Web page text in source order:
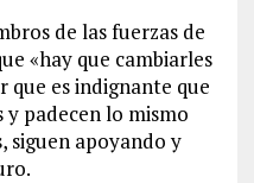
de las fuerzas de
«hay que cambiarles
que es indignante que
y padecen lo mismo
siguen apoyando y